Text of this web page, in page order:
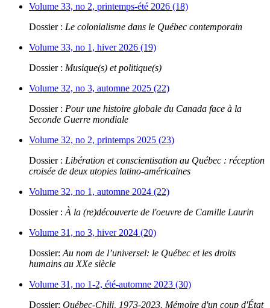
Volume 33, no 2, printemps-été 2026 (18)
Dossier : Le colonialisme dans le Québec contemporain
Volume 33, no 1, hiver 2026 (19)
Dossier : Musique(s) et politique(s)
Volume 32, no 3, automne 2025 (22)
Dossier : Pour une histoire globale du Canada face à la
Seconde Guerre mondiale
Volume 32, no 2, printemps 2025 (23)
Dossier : Libération et conscientisation au Québec : réception
croisée de deux utopies latino-américaines
Volume 32, no 1, automne 2024 (22)
Dossier : À la (re)découverte de l'oeuvre de Camille Laurin
Volume 31, no 3, hiver 2024 (20)
Dossier: Au nom de l’universel: le Québec et les droits
humains au XXe siècle
Volume 31, no 1-2, été-automne 2023 (30)
Dossier: Québec-Chili, 1973-2023. Mémoire d'un coup d'État